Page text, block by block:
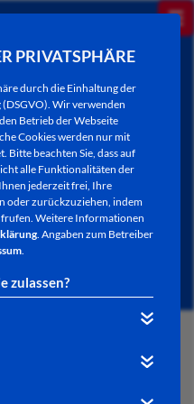
PRIVATSPHÄRE
durch die Einhaltung der
Wir verwenden
Betrieb der Webseite
Cookies werden nur mit
Bitte beachten Sie, dass auf
alle Funktionalitäten der
jederzeit frei, Ihre
oder zurückzuziehen, indem
Weitere Informationen
. Angaben zum Betreiber
.
zulassen?
LETTER